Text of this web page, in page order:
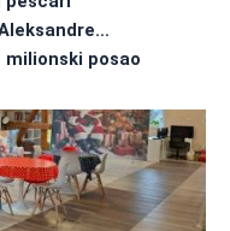
milionski posao